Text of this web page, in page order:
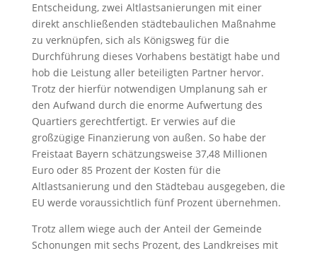
Entscheidung, zwei Altlastsanierungen mit einer
direkt anschließenden städtebaulichen Maßnahme
zu verknüpfen, sich als Königsweg für die
Durchführung dieses Vorhabens bestätigt habe und
hob die Leistung aller beteiligten Partner hervor.
Trotz der hierfür notwendigen Umplanung sah er
den Aufwand durch die enorme Aufwertung des
Quartiers gerechtfertigt. Er verwies auf die
großzügige Finanzierung von außen. So habe der
Freistaat Bayern schätzungsweise 37,48 Millionen
Euro oder 85 Prozent der Kosten für die
Altlastsanierung und den Städtebau ausgegeben, die
EU werde voraussichtlich fünf Prozent übernehmen.
Trotz allem wiege auch der Anteil der Gemeinde
Schonungen mit sechs Prozent, des Landkreises mit